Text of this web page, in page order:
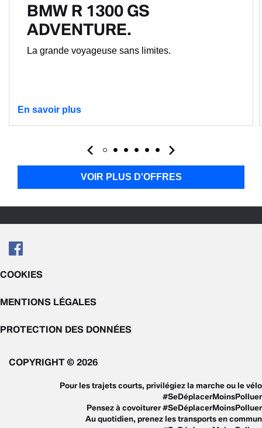
BMW R 1300 GS
ADVENTURE.
La grande voyageuse sans limites.
En savoir plus
VOIR PLUS D'OFFRES
COOKIES
MENTIONS LÉGALES
PROTECTION DES DONNÉES
COPYRIGHT © 2026
Pour les trajets courts, privilégiez la marche ou le vélo
#SeDéplacerMoinsPolluer
Pensez à covoiturer #SeDéplacerMoinsPolluer
Au quotidien, prenez les transports en commun